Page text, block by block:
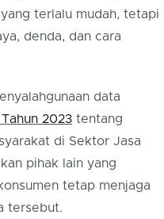
terlalu mudah, tetapi
denda, dan cara
data
2023 tentang
di Sektor Jasa
pihak lain yang
tetap menjaga
tersebut.